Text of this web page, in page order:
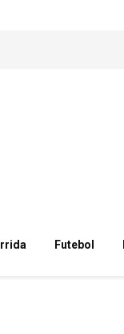
Futebol